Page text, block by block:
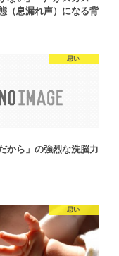
（息漏れ声）になる背
思い
から」の強烈な洗脳力
思い